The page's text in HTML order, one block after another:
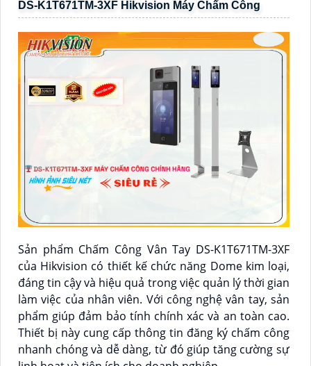
DS-K1T671TM-3XF Hikvision Máy Chấm Công
Sản phẩm Chấm Công Vân Tay DS-K1T671TM-3XF
của Hikvision có thiết kế chức năng Dome kim loại,
đáng tin cậy và hiệu quả trong việc quản lý thời gian
làm việc của nhân viên. Với công nghệ vân tay, sản
phẩm giúp đảm bảo tính chính xác và an toàn cao.
Thiết bị này cung cấp thông tin đăng ký chấm công
nhanh chóng và dễ dàng, từ đó giúp tăng cường sự